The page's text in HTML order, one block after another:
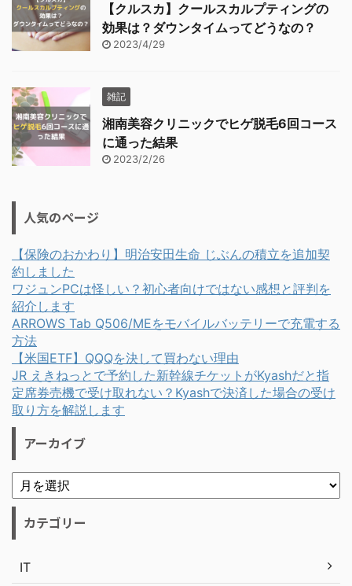
【クルスカ】クールスカルプティングの
効果は？ダウンタイムってどうなの？
2023/4/29
雑記
湘南美容クリニックでヒゲ脱毛6回コース
に通った結果
2023/2/26
人気のページ
【保険のおかわり】明治安田生命 じぶんの積立を追加契
約しました
ワジュンPCは怪しい？初心者向けではない感想と評判を
紹介します
ARROWS Tab Q506/MEをモバイルバッテリーで充電する
方法
【米国ETF】QQQを決して買わない理由
JR えきねっとで予約した新幹線チケットがKyashだと指
定席券売機で受け取れない？Kyashで決済した場合の受け
取り方を解説します
アーカイブ
カテゴリー
IT